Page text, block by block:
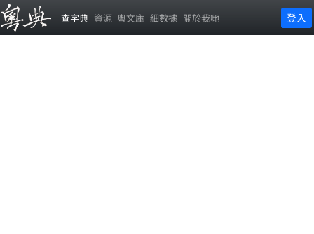
查字典 資源 粵文庫 細數據 關於我哋 登入